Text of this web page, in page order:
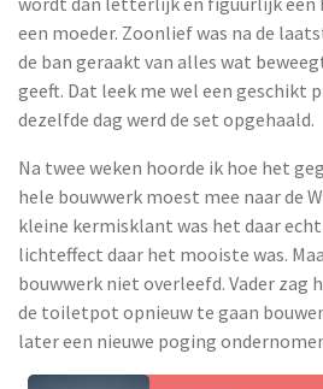
een moeder. Zoonlief was na de
de ban geraakt van alles wat
geeft. Dat leek me wel een geschikt
dezelfde dag werd de set opgehaald.
Na twee weken hoorde ik hoe het
hele bouwwerk moest mee naar de
kleine kermisklant was het daar
lichteffect daar het mooiste was.
bouwwerk niet overleefd. Vader
de toiletpot opnieuw te gaan
later een nieuwe poging